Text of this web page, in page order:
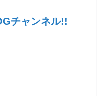
チャンネル!!